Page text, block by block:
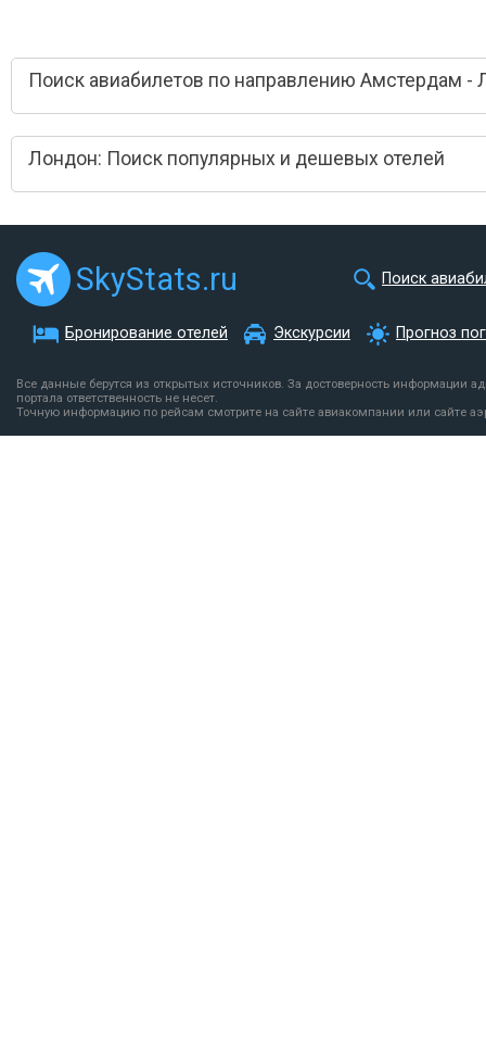
Поиск авиабилетов по направлению Амстердам -
Лондон: Поиск популярных и дешевых отелей
SkyStats.ru Поиск
Бронирование отелей Экскурсии Прогноз
Все данные берутся из открытых источников. За достоверность информации
портала ответственность не несет.
Точную информацию по рейсам смотрите на сайте авиакомпании или сайте